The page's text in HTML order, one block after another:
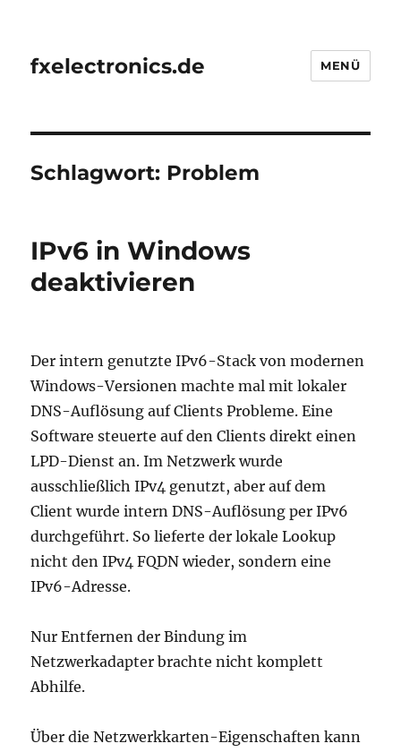
fxelectronics.de MENÜ
Schlagwort: Problem
IPv6 in Windows
deaktivieren
Der intern genutzte IPv6-Stack von modernen
Windows-Versionen machte mal mit lokaler
DNS-Auflösung auf Clients Probleme. Eine
Software steuerte auf den Clients direkt einen
LPD-Dienst an. Im Netzwerk wurde
ausschließlich IPv4 genutzt, aber auf dem
Client wurde intern DNS-Auflösung per IPv6
durchgeführt. So lieferte der lokale Lookup
nicht den IPv4 FQDN wieder, sondern eine
IPv6-Adresse.
Nur Entfernen der Bindung im
Netzwerkadapter brachte nicht komplett
Abhilfe.
Über die Netzwerkkarten-Eigenschaften kann